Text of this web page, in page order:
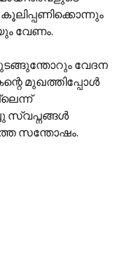
വേണം.
വേദന
മുഖത്തിപ്പോള്‍
സ്വപ്നങ്ങള്‍
സന്തോഷം.